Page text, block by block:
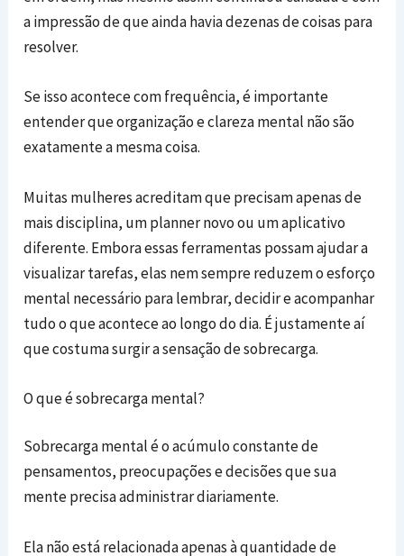
a impressão de que ainda havia dezenas de coisas para
resolver.
Se isso acontece com frequência, é importante
entender que organização e clareza mental não são
exatamente a mesma coisa.
Muitas mulheres acreditam que precisam apenas de
mais disciplina, um planner novo ou um aplicativo
diferente. Embora essas ferramentas possam ajudar a
visualizar tarefas, elas nem sempre reduzem o esforço
mental necessário para lembrar, decidir e acompanhar
tudo o que acontece ao longo do dia. É justamente aí
que costuma surgir a sensação de sobrecarga.
O que é sobrecarga mental?
Sobrecarga mental é o acúmulo constante de
pensamentos, preocupações e decisões que sua
mente precisa administrar diariamente.
Ela não está relacionada apenas à quantidade de